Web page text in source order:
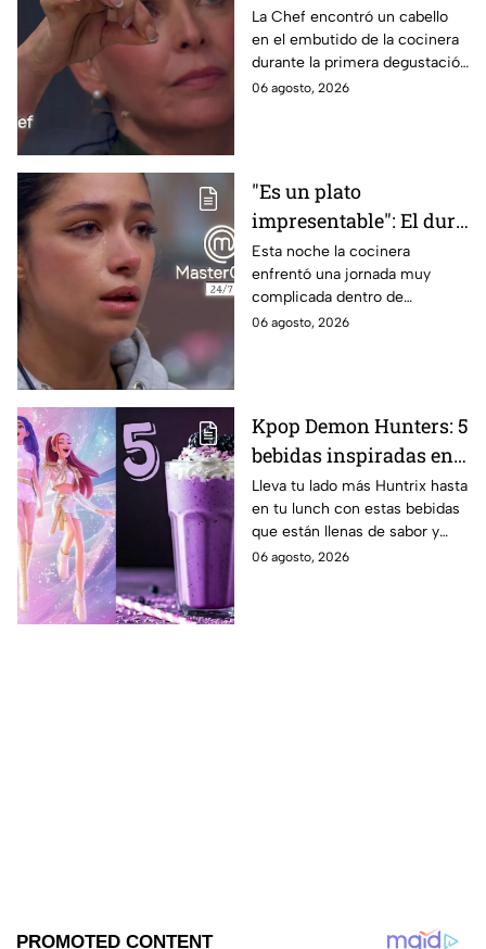
en evidencia a Carmen
en la gala de mandiles
negros de MasterChef
24/7
La Chef encontró un cabello
en el embutido de la cocinera
durante la primera degustación
de la noche
06 agosto, 2026
"Es un plato
impresentable": El duro
regaño que hizo llorar a
Michelle dentro de
MasterChef 24/7
Esta noche la cocinera
enfrentó una jornada muy
complicada dentro de
MasterChef 24/7.
06 agosto, 2026
Kpop Demon Hunters: 5
bebidas inspiradas en
las guerreras Huntrix
para llevar a la escuela
este regreso a clases
2026; son saludables y
Lleva tu lado más Huntrix hasta
en tu lunch con estas bebidas
que están llenas de sabor y
frescura.
06 agosto, 2026